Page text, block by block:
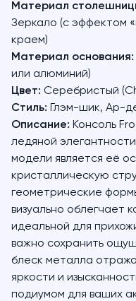
Материал
Зеркало (с эффектом
краем)
Материал основания:
или алюминий)
Цвет: Серебристый
Стиль: Глэм-шик, Ар-
Описание: Консоль
ледяной
модели является её
кристаллическую
геометрические
визуально облегчает
идеальной для
важно сохранить
блеск металла
яркости и
подиумом для ваших